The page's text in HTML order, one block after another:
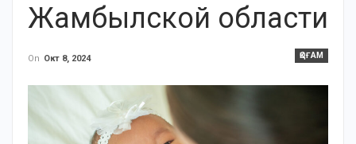
Жамбылской области
ҚОҒАМ
On Окт 8, 2024